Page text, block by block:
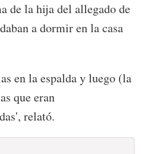
de la hija del allegado de
a dormir en la casa
en la espalda y luego (la
que eran
relató.